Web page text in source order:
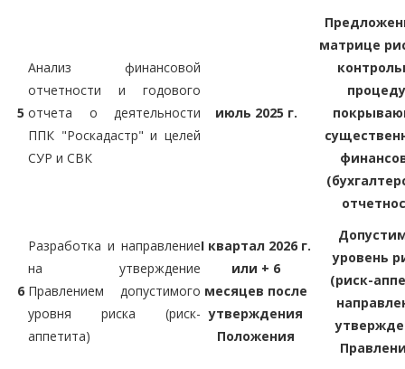
5
Анализ финансовой
отчетности и годового
отчета о деятельности
ППК "Роскадастр" и целей
СУР и СВК
июль 2025 г.
матрице
6
Разработка и направление
на утверждение
Правлением допустимого
уровня риска (риск-
аппетита)
I квартал 2026 г.
или + 6
месяцев после
утверждения
Положения
уровень
(риск-